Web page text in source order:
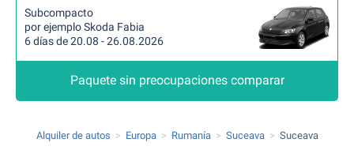
Subcompacto
por ejemplo Skoda Fabia
6 días de 20.08 - 26.08.2026
Paquete sin preocupaciones comparar
Alquiler de autos Europa Rumanía Suceava Suceava